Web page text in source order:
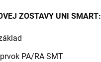
ZOSTAVY UNI SMART:
PA/RA SMT